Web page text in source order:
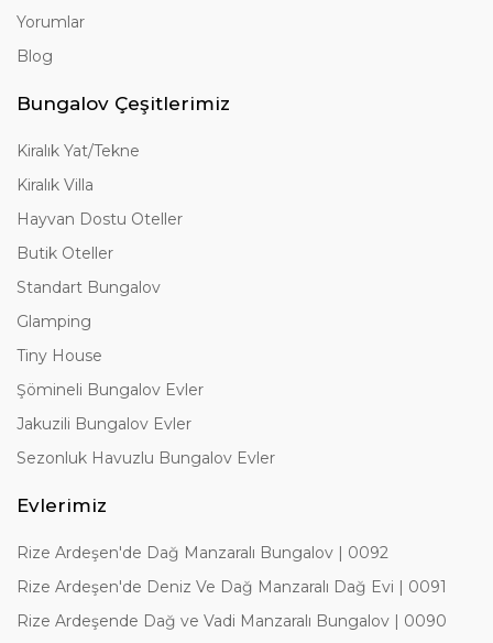
Yorumlar
Blog
Bungalov Çeşitlerimiz
Kiralık Yat/Tekne
Kiralık Villa
Hayvan Dostu Oteller
Butik Oteller
Standart Bungalov
Glamping
Tiny House
Şömineli Bungalov Evler
Jakuzili Bungalov Evler
Sezonluk Havuzlu Bungalov Evler
Evlerimiz
Rize Ardeşen'de Dağ Manzaralı Bungalov | 0092
Rize Ardeşen'de Deniz Ve Dağ Manzaralı Dağ Evi | 0091
Rize Ardeşende Dağ ve Vadi Manzaralı Bungalov | 0090